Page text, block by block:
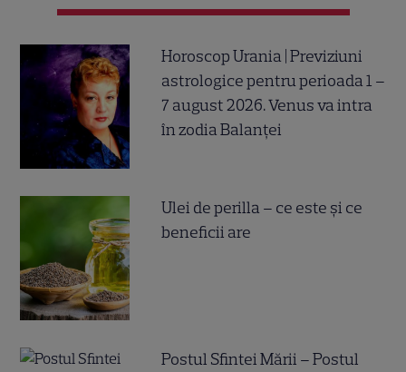
Horoscop Urania | Previziuni
astrologice pentru perioada 1 –
7 august 2026. Venus va intra
în zodia Balanței
Ulei de perilla – ce este și ce
beneficii are
Postul Sfintei Mării – Postul